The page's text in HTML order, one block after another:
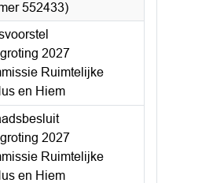
552433)
2027
Ruimtelijke
en Hiem
2027
Ruimtelijke
en Hiem